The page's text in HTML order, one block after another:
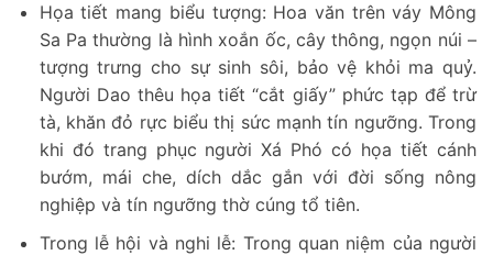
Họa tiết mang biểu tượng: Hoa văn trên váy Mông
Sa Pa thường là hình xoắn ốc, cây thông, ngọn núi –
tượng trưng cho sự sinh sôi, bảo vệ khỏi ma quỷ.
Người Dao thêu họa tiết “cắt giấy” phức tạp để trừ
tà, khăn đỏ rực biểu thị sức mạnh tín ngưỡng. Trong
khi đó trang phục người Xá Phó có họa tiết cánh
bướm, mái che, dích dắc gắn với đời sống nông
nghiệp và tín ngưỡng thờ cúng tổ tiên.
Trong lễ hội và nghi lễ: Trong quan niệm của người